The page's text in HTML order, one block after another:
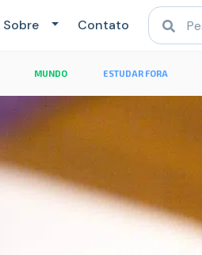
Sobre Contato
MUNDO ESTUDAR FORA